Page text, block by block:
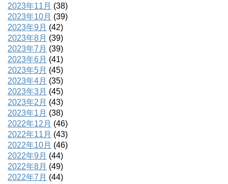
2023年11月 (38)
2023年10月 (39)
2023年9月 (42)
2023年8月 (39)
2023年7月 (39)
2023年6月 (41)
2023年5月 (45)
2023年4月 (35)
2023年3月 (45)
2023年2月 (43)
2023年1月 (38)
2022年12月 (46)
2022年11月 (43)
2022年10月 (46)
2022年9月 (44)
2022年8月 (49)
2022年7月 (44)